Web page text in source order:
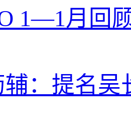
1—1月回
辅：提名